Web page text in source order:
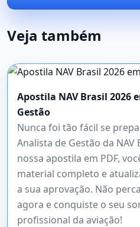
Veja também
Apostila NAV Brasil 2026
Gestão
Nunca foi tão fácil se
Analista de Gestão da NAV
nossa apostila em PDF,
material completo e
a sua aprovação. Não
agora e conquiste o seu
profissional da aviação!